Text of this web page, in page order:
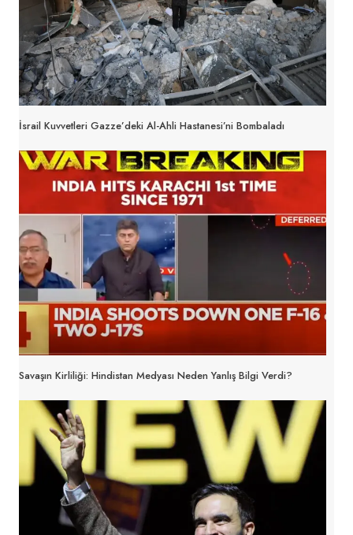
İsrail Kuvvetleri Gazze’deki Al-Ahli Hastanesi’ni Bombaladı
Savaşın Kirliliği: Hindistan Medyası Neden Yanlış Bilgi Verdi?